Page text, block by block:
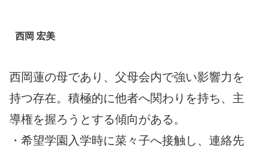
西岡 宏美
西岡蓮の母であり、父母会内で強い影響力を
持つ存在。積極的に他者へ関わりを持ち、主
導権を握ろうとする傾向がある。
・希望学園入学時に菜々子へ接触し、連絡先